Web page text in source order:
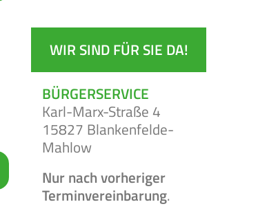
WIR SIND FÜR SIE DA!
BÜRGERSERVICE
Karl-Marx-Straße 4
15827 Blankenfelde-
Mahlow
Nur nach vorheriger
Terminvereinbarung.